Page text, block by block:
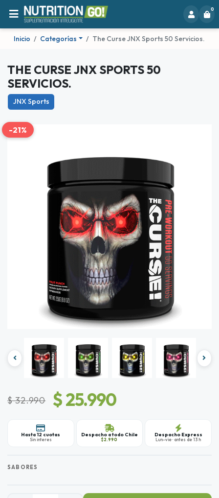
0
Inicio Categorías The Curse JNX Sports 50 Servicios.
THE CURSE JNX SPORTS 50
SERVICIOS.
JNX Sports
-21%
$ 32.990 $ 25.990
Hasta 12 cuotas
Sin interes
Despacho a todo Chile
$2.990
Despacho Express
Lun–vie · antes de 13 h
SABORES